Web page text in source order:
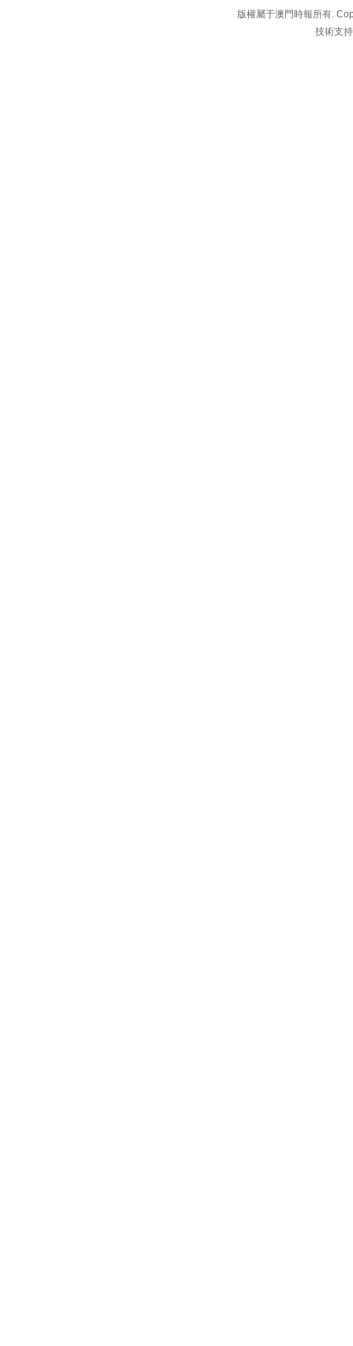
版權屬于澳門時報所有.
技術支